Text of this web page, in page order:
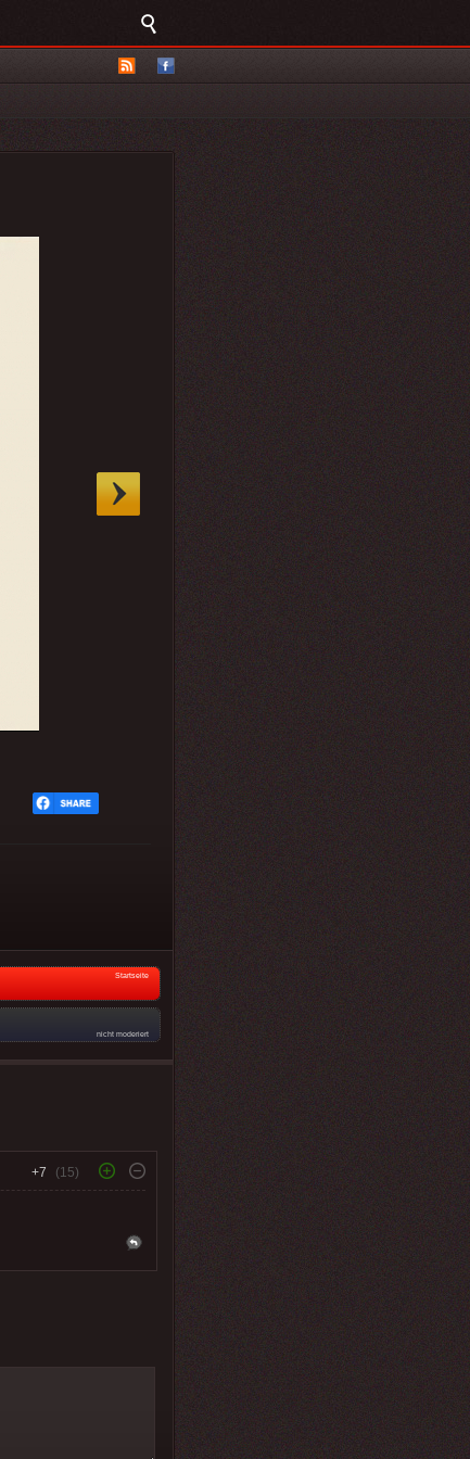
Startseite
nicht moderiert
+7 (15)